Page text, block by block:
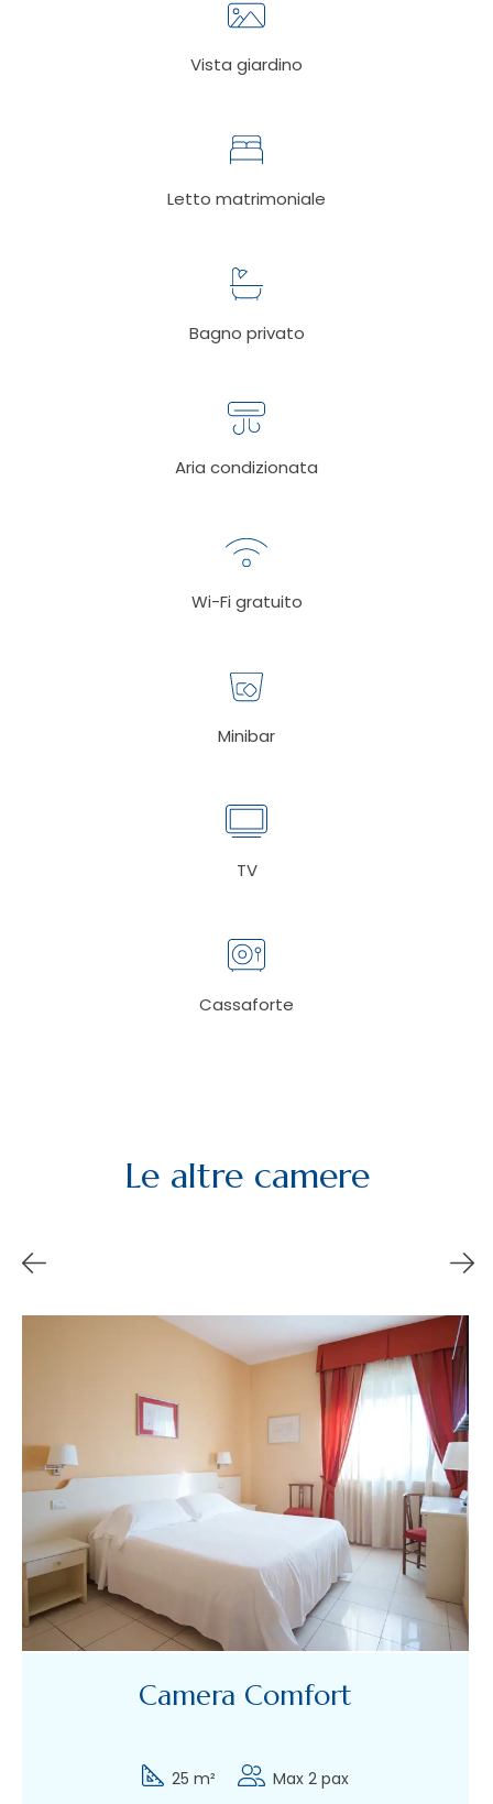
Vista giardino
Letto matrimoniale
Bagno privato
Aria condizionata
Wi-Fi gratuito
Minibar
TV
Cassaforte
Le altre camere
Camera Comfort
25 m² Max 2 pax